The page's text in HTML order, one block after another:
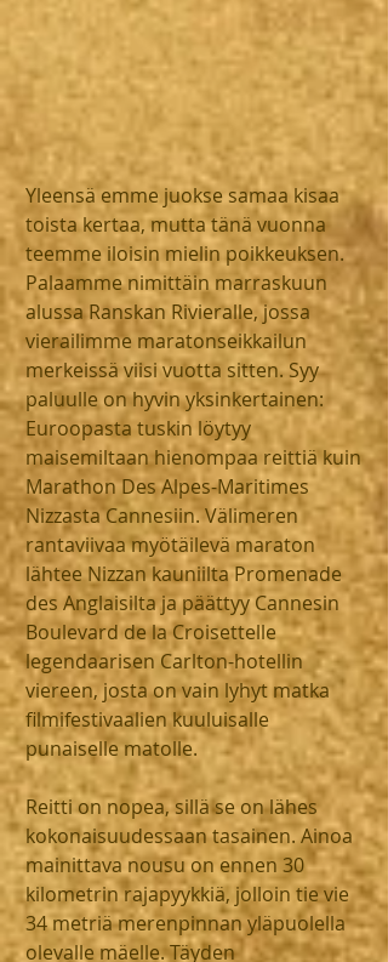
Yleensä emme juokse samaa kisaa
toista kertaa, mutta tänä vuonna
teemme iloisin mielin poikkeuksen.
Palaamme nimittäin marraskuun
alussa Ranskan Rivieralle, jossa
vierailimme maratonseikkailun
merkeissä viisi vuotta sitten. Syy
paluulle on hyvin yksinkertainen:
Euroopasta tuskin löytyy
maisemiltaan hienompaa reittiä kuin
Marathon Des Alpes-Maritimes
Nizzasta Cannesiin. Välimeren
rantaviivaa myötäilevä maraton
lähtee Nizzan kauniilta Promenade
des Anglaisilta ja päättyy Cannesin
Boulevard de la Croisettelle
legendaarisen Carlton-hotellin
viereen, josta on vain lyhyt matka
filmifestivaalien kuuluisalle
punaiselle matolle.
Reitti on nopea, sillä se on lähes
kokonaisuudessaan tasainen. Ainoa
mainittava nousu on ennen 30
kilometrin rajapyykkiä, jolloin tie vie
34 metriä merenpinnan yläpuolella
olevalle mäelle. Täyden